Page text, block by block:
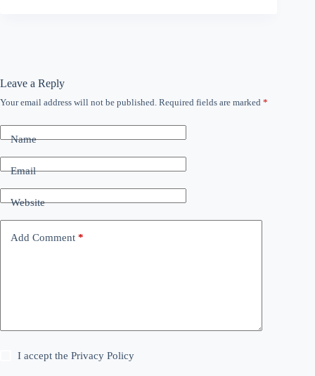
Leave a Reply
Your email address will not be published. Required fields are marked *
Name
Email
Website
Add Comment *
I accept thePrivacy Policy